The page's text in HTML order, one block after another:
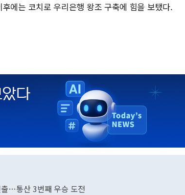
에는 코치로 우리은행 왕조 구축에 힘을 보탰다.
…통산 3번째 우승 도전